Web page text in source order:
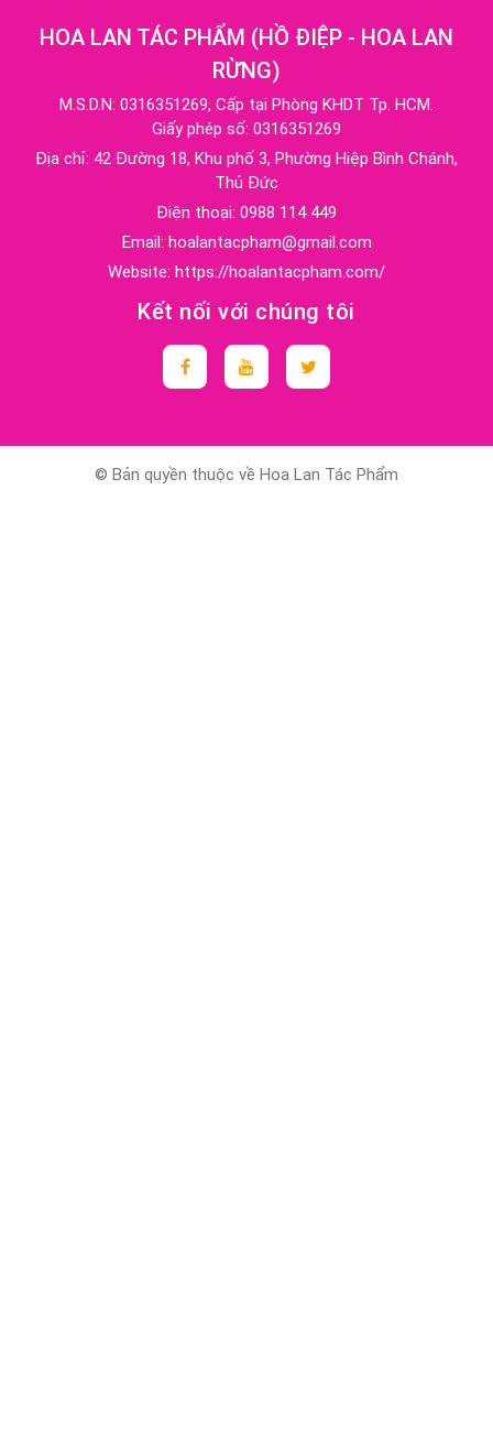
HOA LAN TÁC PHẨM (HỒ ĐIỆP - HOA LAN
RỪNG)
M.S.D.N: 0316351269, Cấp tại Phòng KHDT Tp. HCM.
Giấy phép số: 0316351269
Địa chỉ: 42 Đường 18, Khu phố 3, Phường Hiệp Bình Chánh,
Thủ Đức
Điện thoại: 0988 114 449
Email: hoalantacpham@gmail.com
Website: https://hoalantacpham.com/
Kết nối với chúng tôi
© Bản quyền thuộc về Hoa Lan Tác Phẩm